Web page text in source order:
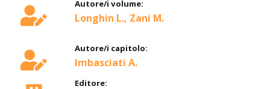
Autore/i volume:
Longhin L., Zani M.
Autore/i capitolo:
Imbasciati A.
Editore: